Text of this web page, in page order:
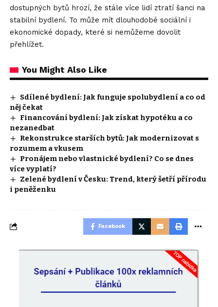
dostupných bytů hrozí, že stále více lidí ztratí šanci na
stabilní bydlení. To může mít dlouhodobé sociální i
ekonomické dopady, které si nemůžeme dovolit
přehlížet.
You Might Also Like
Sdílené bydlení: Jak funguje spolubydlení a co od
něj čekat
Financování bydlení: Jak získat hypotéku a co
nezanedbat
Rekonstrukce starších bytů: Jak modernizovat s
rozumem a vkusem
Pronájem nebo vlastnické bydlení? Co se dnes
více vyplatí?
Zelené bydlení v Česku: Trend, který šetří přírodu
i peněženku
Facebook